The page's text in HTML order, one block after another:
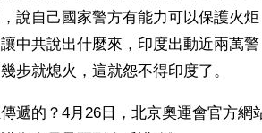
說自己國家警方有能力可以保護火炬
中共說出什麼來，印度出動近兩萬警
步就熄火，這就怨不得印度了。
遞的？4月26日，北京奧運會官方